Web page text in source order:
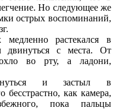
Но следующее же
острых воспоминаний,
растекался в
двинуться с места. От
во рту, а ладони,
и застыл в
как камера,
пока пальцы